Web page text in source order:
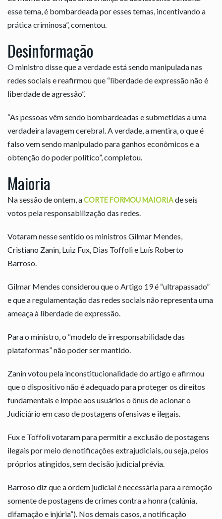
esse tema, é bombardeada por esses temas, incentivando a
prática criminosa”, comentou.
Desinformação
O ministro disse que a verdade está sendo manipulada nas
redes sociais e reafirmou que “liberdade de expressão não é
liberdade de agressão”.
“As pessoas vêm sendo bombardeadas e submetidas a uma
verdadeira lavagem cerebral. A verdade, a mentira, o que é
falso vem sendo manipulado para ganhos econômicos e a
obtenção do poder político”, completou.
Maioria
Na sessão de ontem, aCORTE FORMOU MAIORIAde seis
votos pela responsabilização das redes.
Votaram nesse sentido os ministros Gilmar Mendes,
Cristiano Zanin, Luiz Fux, Dias Toffoli e Luís Roberto
Barroso.
Gilmar Mendes considerou que o Artigo 19 é “ultrapassado”
e que a regulamentação das redes sociais não representa uma
ameaça à liberdade de expressão.
Para o ministro, o “modelo de irresponsabilidade das
plataformas” não poder ser mantido.
Zanin votou pela inconstitucionalidade do artigo e afirmou
que o dispositivo não é adequado para proteger os direitos
fundamentais e impõe aos usuários o ônus de acionar o
Judiciário em caso de postagens ofensivas e ilegais.
Fux e Toffoli votaram para permitir a exclusão de postagens
ilegais por meio de notificações extrajudiciais, ou seja, pelos
próprios atingidos, sem decisão judicial prévia.
Barroso diz que a ordem judicial é necessária para a remoção
somente de postagens de crimes contra a honra (calúnia,
difamação e injúria”). Nos demais casos, a notificação